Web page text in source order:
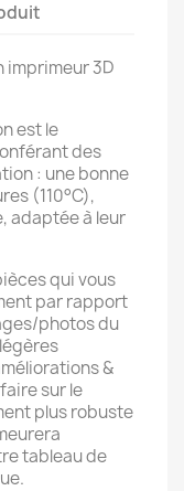
imprimeur 3D
est le
des
: une bonne
(110°C),
adaptée à leur
qui vous
par rapport
photos du
&
sur le
plus robuste
tableau de